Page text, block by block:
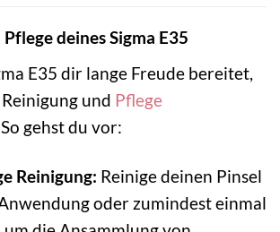
deines Sigma E35
E35 dir lange Freude bereitet,
und Pflege
gehst du vor:
Reinigung: Reinige deinen Pinsel
oder zumindest einmal